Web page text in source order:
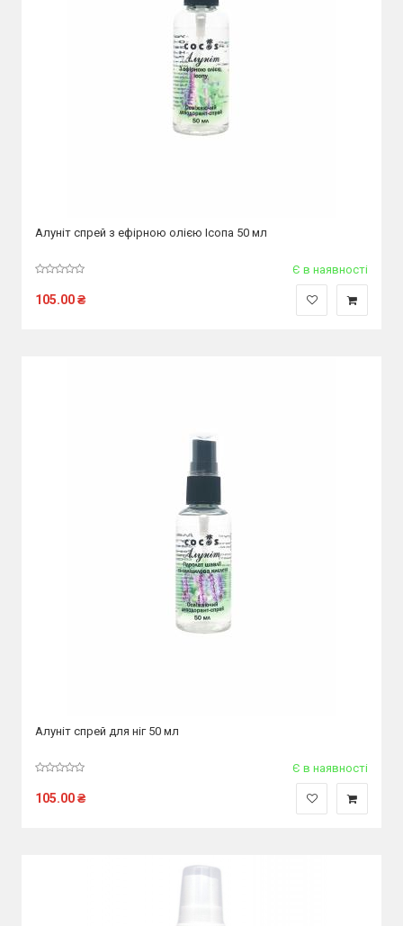
Алуніт спрей з ефірною олією Ісопа 50 мл
Є в наявності
105.00₴
Алуніт спрей для ніг 50 мл
Є в наявності
105.00₴